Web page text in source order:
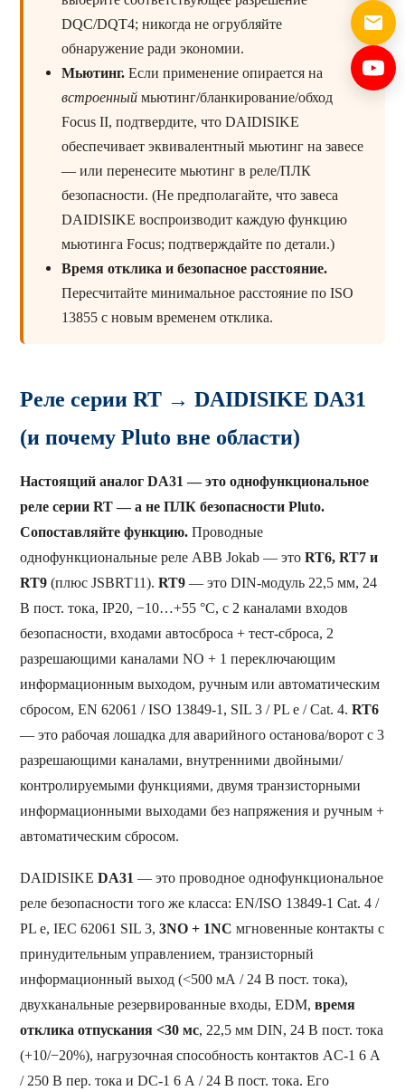
DQC/DQT4; никогда не огрубляйте
обнаружение ради экономии.
Мьютинг. Если применение опирается на
встроенный мьютинг/бланкирование/обход
Focus II, подтвердите, что DAIDISIKE
обеспечивает эквивалентный мьютинг на завесе
— или перенесите мьютинг в реле/ПЛК
безопасности. (Не предполагайте, что завеса
DAIDISIKE воспроизводит каждую функцию
мьютинга Focus; подтверждайте по детали.)
Время отклика и безопасное расстояние.
Пересчитайте минимальное расстояние по ISO
13855 с новым временем отклика.
Реле серии RT → DAIDISIKE DA31
(и почему Pluto вне области)
Настоящий аналог DA31 — это однофункциональное
реле серии RT — а не ПЛК безопасности Pluto.
Сопоставляйте функцию. Проводные
однофункциональные реле ABB Jokab — это RT6, RT7 и
RT9 (плюс JSBRT11). RT9 — это DIN-модуль 22,5 мм, 24
В пост. тока, IP20, −10…+55 °C, с 2 каналами входов
безопасности, входами автосброса + тест-сброса, 2
разрешающими каналами NO + 1 переключающим
информационным выходом, ручным или автоматическим
сбросом, EN 62061 / ISO 13849-1, SIL 3 / PL e / Cat. 4. RT6
— это рабочая лошадка для аварийного останова/ворот с 3
разрешающими каналами, внутренними двойными/
контролируемыми функциями, двумя транзисторными
информационными выходами без напряжения и ручным +
автоматическим сбросом.
DAIDISIKE DA31 — это проводное однофункциональное
реле безопасности того же класса: EN/ISO 13849-1 Cat. 4 /
PL e, IEC 62061 SIL 3, 3NO + 1NC мгновенные контакты с
принудительным управлением, транзисторный
информационный выход (<500 мА / 24 В пост. тока),
двухканальные резервированные входы, EDM, время
отклика отпускания <30 мс, 22,5 мм DIN, 24 В пост. тока
(+10/−20%), нагрузочная способность контактов AC-1 6 А
/ 250 В пер. тока и DC-1 6 А / 24 В пост. тока. Его